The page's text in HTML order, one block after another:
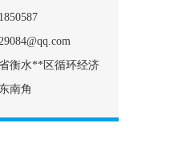
衡水**区循环经济
南角